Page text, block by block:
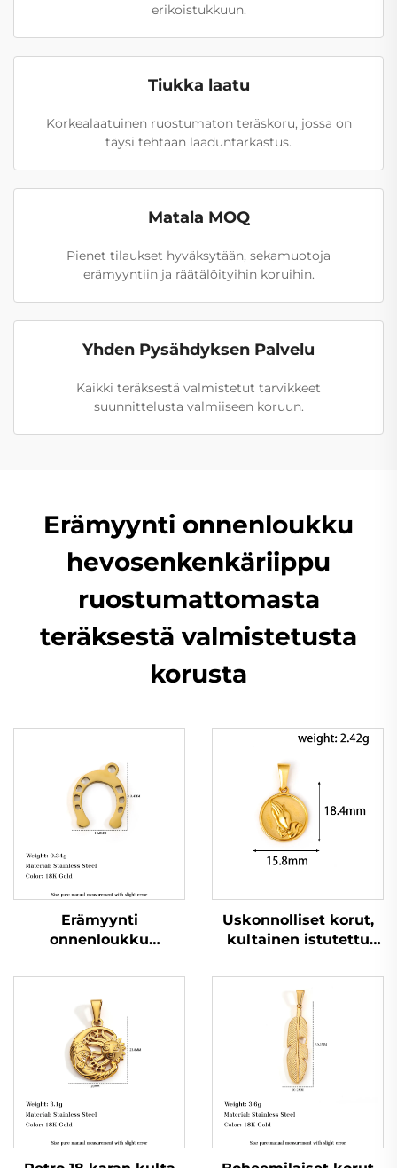
erikoistukkuun.
Tiukka laatu
Korkealaatuinen ruostumaton teräskoru, jossa on
täysi tehtaan laaduntarkastus.
Matala MOQ
Pienet tilaukset hyväksytään, sekamuotoja
erämyyntiin ja räätälöityihin koruihin.
Yhden Pysähdyksen Palvelu
Kaikki teräksestä valmistetut tarvikkeet
suunnittelusta valmiiseen koruun.
Erämyynti onnenloukku
hevosenkenkäriippu
ruostumattomasta
teräksestä valmistetusta
korusta
Erämyynti
onnenloukku
ruostumattomasta
teräksestä
valmistetusta korusta
Uskonnolliset korut,
kultainen istutettu
kehän muotoinen
miehen necklessin
riippu